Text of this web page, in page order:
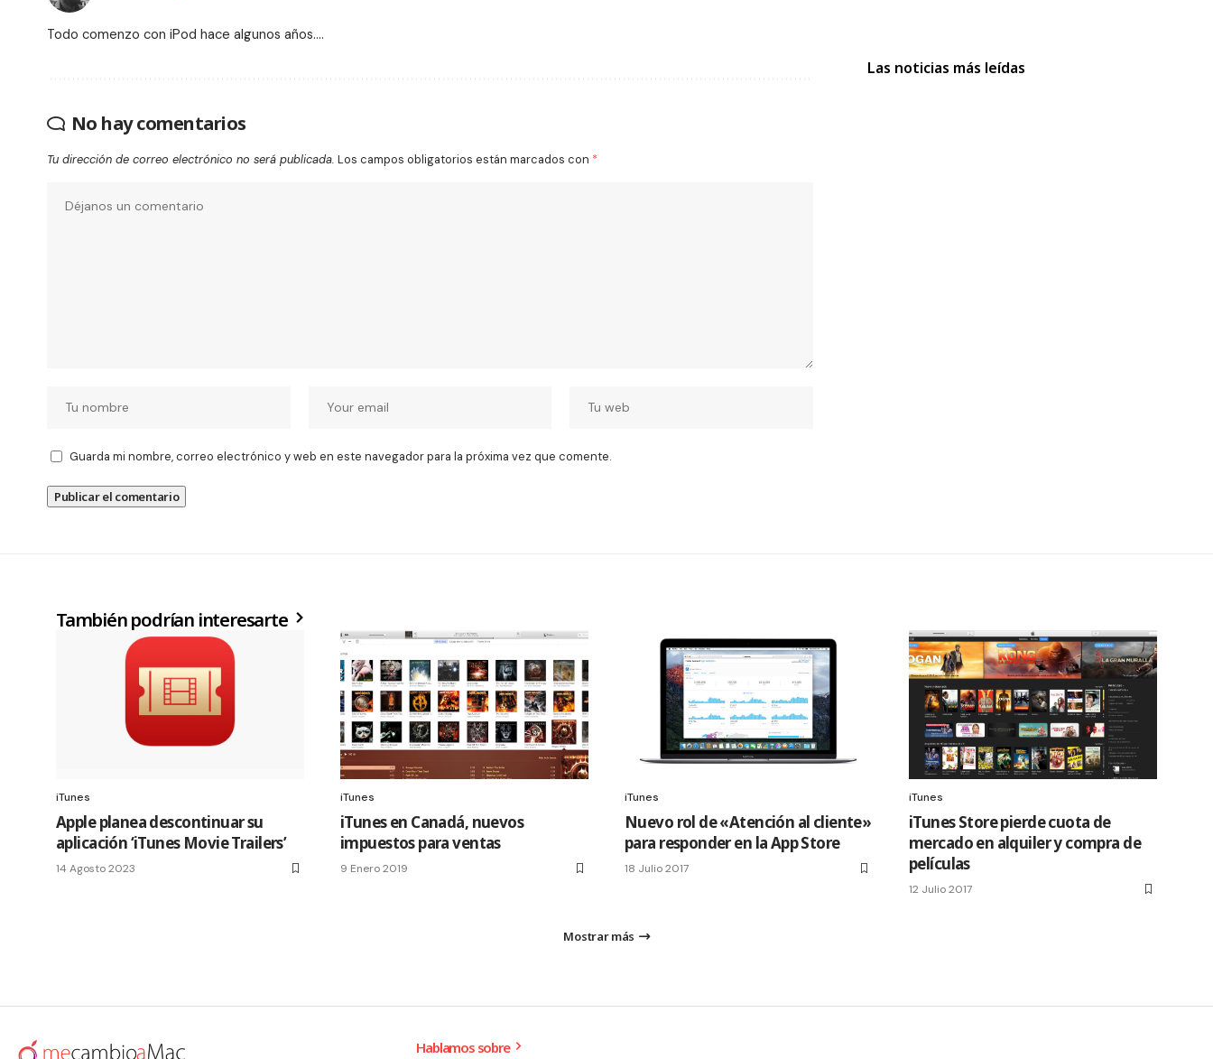
Todo comenzo con iPod hace algunos años....
No hay comentarios
Tu dirección de correo electrónico no será publicada. Los campos obligatorios están marcados con *
Guarda mi nombre, correo electrónico y web en este navegador para la próxima vez que comente.
Las noticias más leídas
También podrían interesarte
iTunes
Apple planea descontinuar su
aplicación ‘iTunes Movie Trailers’
14 Agosto 2023
iTunes
iTunes en Canadá, nuevos
impuestos para ventas
9 Enero 2019
iTunes
Nuevo rol de «Atención al cliente»
para responder en la App Store
18 Julio 2017
iTunes
iTunes Store pierde cuota de
mercado en alquiler y compra de
películas
12 Julio 2017
Mostrar más
Hablamos sobre